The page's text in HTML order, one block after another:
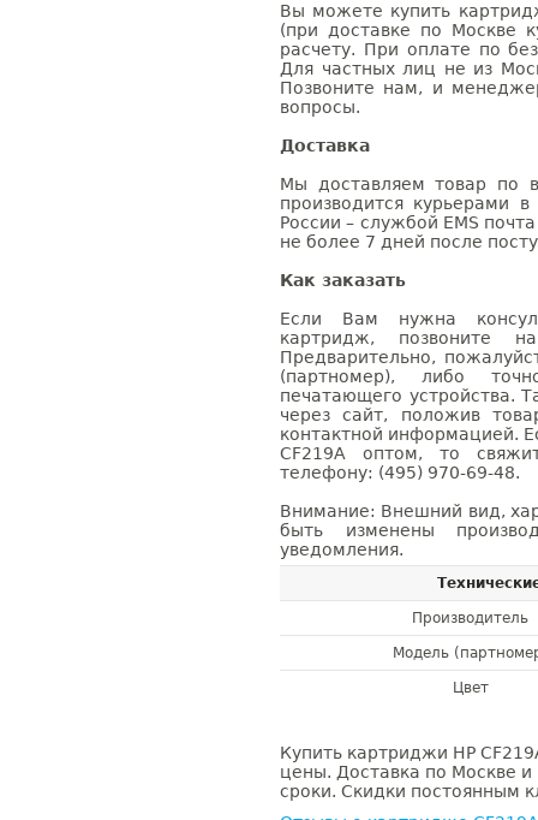
Вы можете купить
(при доставке по Москве
расчету. При оплате по
Для частных лиц не из
Позвоните нам, и
вопросы.
Доставка
Мы доставляем товар по
производится курьерами
России – службой EMS
не более 7 дней после
Как заказать
Если Вам нужна
картридж, позвоните
Предварительно,
(партномер), либо
печатающего устройства.
через сайт, положив
контактной информацией.
CF219A оптом, то
телефону: (495) 970-69-48.
Внимание: Внешний вид,
быть изменены
уведомления.
Производитель
Модель
Цвет
Купить картриджи HP
цены. Доставка по Москве и
сроки. Скидки постоянным